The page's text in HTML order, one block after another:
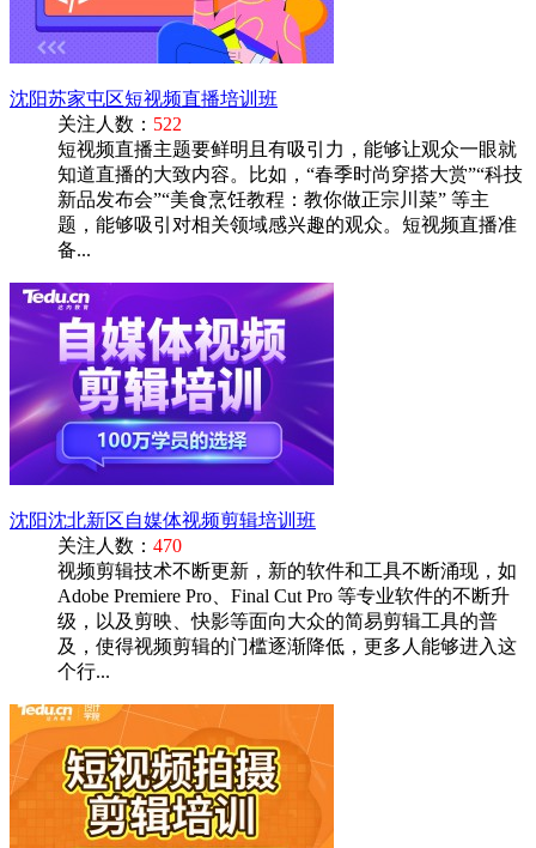
沈阳苏家屯区短视频直播培训班
关注人数： 522
短视频直播主题要鲜明且有吸引力，能够让观众一眼就
知道直播的大致内容。比如，“春季时尚穿搭大赏”“科技
新品发布会”“美食烹饪教程：教你做正宗川菜” 等主
题，能够吸引对相关领域感兴趣的观众。短视频直播准
备...
沈阳沈北新区自媒体视频剪辑培训班
关注人数： 470
视频剪辑技术不断更新，新的软件和工具不断涌现，如
Adobe Premiere Pro、Final Cut Pro 等专业软件的不断升
级，以及剪映、快影等面向大众的简易剪辑工具的普
及，使得视频剪辑的门槛逐渐降低，更多人能够进入这
个行...